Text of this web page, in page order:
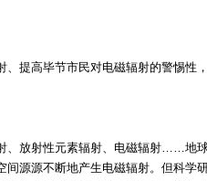
提高毕节市民对电磁辐射的警惕性
放射性元素辐射、电磁辐射……地
源源不断地产生电磁辐射。但科学